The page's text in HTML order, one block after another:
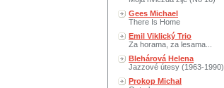
Gees Michael
There Is Home
Emil Viklický Trio
Za horama, za lesama...
Blehárová Helena
Jazzové útesy (1963-1990)
Prokop Michal